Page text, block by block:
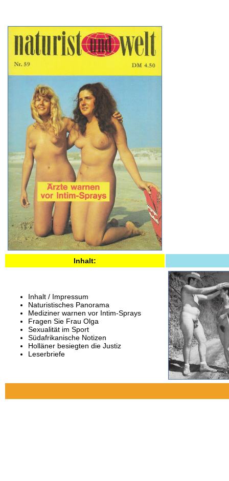
Inhalt:
Inhalt / Impressum
Naturistisches Panorama
Mediziner warnen vor Intim-Sprays
Fragen Sie Frau Olga
Sexualität im Sport
Südafrikanische Notizen
Holläner besiegten die Justiz
Leserbriefe